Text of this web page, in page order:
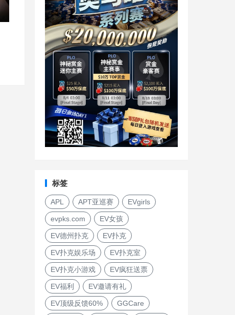
标签
APL APT亚巡赛 EVgirls
evpks.com EV女孩
EV德州扑克 EV扑克
EV扑克娱乐场 EV扑克室
EV扑克小游戏 EV疯狂送票
EV福利 EV邀请有礼
EV顶级反馈60% GGCare